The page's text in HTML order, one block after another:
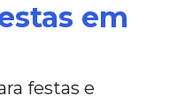
em
festas e